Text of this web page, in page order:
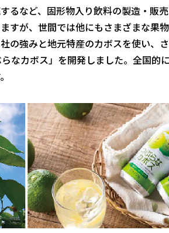
るなど、固形物入り飲料の製造・販
すが、世間では他にもさまざまな果
の強みと地元特産のカボスを使い、
なカボス」を開発しました。全国的